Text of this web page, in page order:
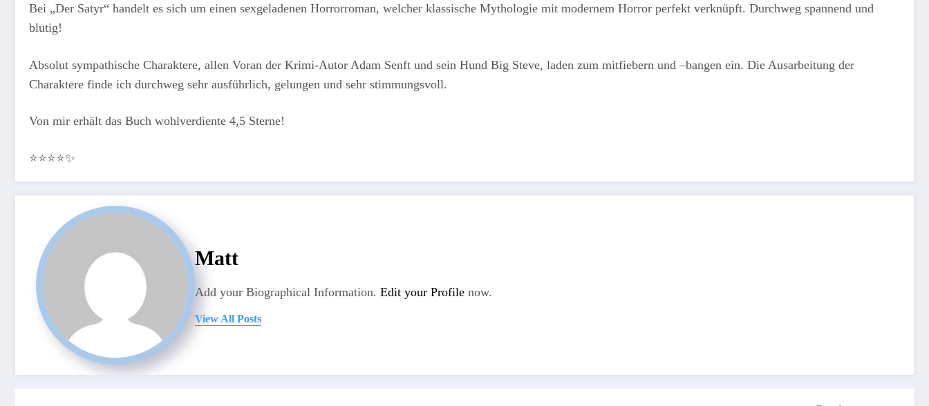
Bei „Der Satyr“ handelt es sich um einen sexgeladenen Horrorroman, welcher klassische Mythologie mit modernem Horror perfekt verknüpft. Durchweg spannend und
blutig!
Absolut sympathische Charaktere, allen Voran der Krimi-Autor Adam Senft und sein Hund Big Steve, laden zum mitfiebern und –bangen ein. Die Ausarbeitung der
Charaktere finde ich durchweg sehr ausführlich, gelungen und sehr stimmungsvoll.
Von mir erhält das Buch wohlverdiente 4,5 Sterne!
⭐️⭐️⭐️⭐️✨
Matt
Add your Biographical Information. Edit your Profile now.
View All Posts